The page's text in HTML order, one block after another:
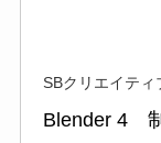
SBクリエイティ
Blender 4　